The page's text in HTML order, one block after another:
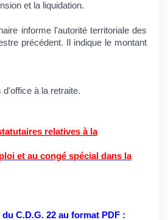
et la liquidation.
informe l'autorité territoriale des
précédent. Il indique le montant
à la retraite.
relatives à la
et au congé spécial dans la
C.D.G. 22 au format PDF :